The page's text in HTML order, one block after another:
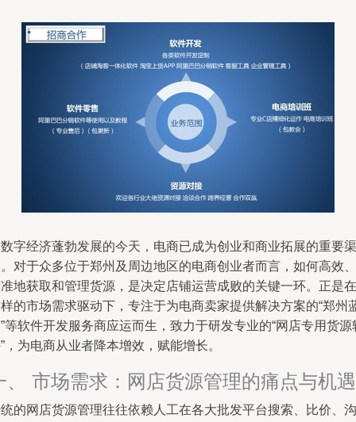
字经济蓬勃发展的今天，电商已成为创业和商业拓展的重要渠
对于众多位于郑州及周边地区的电商创业者而言，如何高效、
地获取和管理货源，是决定店铺运营成败的关键一环。正是在
的市场需求驱动下，专注于为电商卖家提供解决方案的“郑州
等软件开发服务商应运而生，致力于研发专业的“网店专用货源
，为电商从业者降本增效，赋能增长。
、 市场需求：网店货源管理的痛点与机遇
的网店货源管理往往依赖人工在各大批发平台搜索、比价、沟